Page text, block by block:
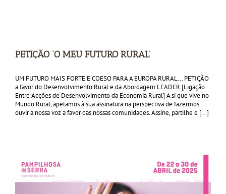
PETIÇÃO ‘O MEU FUTURO RURAL’
UM FUTURO MAIS FORTE E COESO PARA A EUROPA RURAL... PETIÇÃO
a favor do Desenvolvimento Rural e da Abordagem LEADER [Ligação
Entre Acções de Desenvolvimento da Economia Rural] A si que vive no
Mundo Rural, apelamos à sua assinatura na perspectiva de fazermos
ouvir a nossa voz a favor das nossas comunidades. Assine, partilhe e [...]